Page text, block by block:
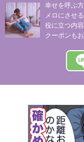
幸せを呼ぶ
メロにさせ
役に立つ内
クーポンも